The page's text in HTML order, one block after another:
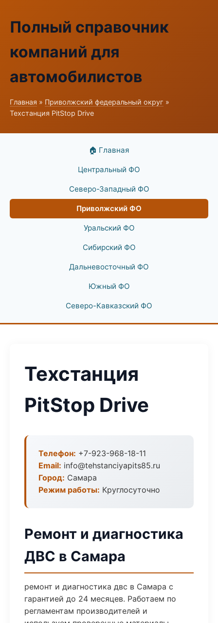
Полный справочник
компаний для
автомобилистов
Главная » Приволжский федеральный округ »
Техстанция PitStop Drive
🏠 Главная
Центральный ФО
Северо-Западный ФО
Приволжский ФО
Уральский ФО
Сибирский ФО
Дальневосточный ФО
Южный ФО
Северо-Кавказский ФО
Техстанция
PitStop Drive
Телефон: +7-923-968-18-11
Email: info@tehstanciyapits85.ru
Город: Самара
Режим работы: Круглосуточно
Ремонт и диагностика
ДВС в Самара
ремонт и диагностика двс в Самара с
гарантией до 24 месяцев. Работаем по
регламентам производителей и